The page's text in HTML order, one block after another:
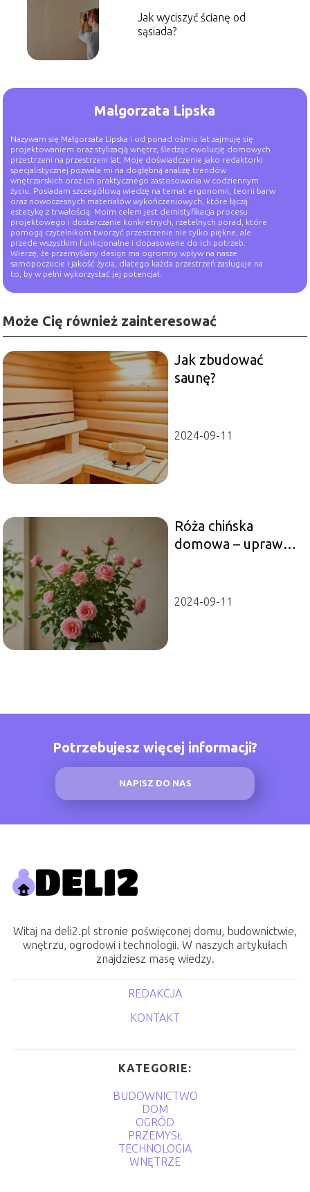
Jak wyciszyć ścianę od
sąsiada?
Malgorzata Lipska
Nazywam się Małgorzata Lipska i od ponad ośmiu lat zajmuję się
projektowaniem oraz stylizacją wnętrz, śledząc ewolucję domowych
przestrzeni na przestrzeni lat. Moje doświadczenie jako redaktorki
specjalistycznej pozwala mi na dogłębną analizę trendów
wnętrzarskich oraz ich praktycznego zastosowania w codziennym
życiu. Posiadam szczegółową wiedzę na temat ergonomii, teorii barw
oraz nowoczesnych materiałów wykończeniowych, które łączą
estetykę z trwałością. Moim celem jest demistyfikacja procesu
projektowego i dostarczanie konkretnych, rzetelnych porad, które
pomogą czytelnikom tworzyć przestrzenie nie tylko piękne, ale
przede wszystkim funkcjonalne i dopasowane do ich potrzeb.
Wierzę, że przemyślany design ma ogromny wpływ na nasze
samopoczucie i jakość życia, dlatego każda przestrzeń zasługuje na
to, by w pełni wykorzystać jej potencjał.
Może Cię również zainteresować
Jak zbudować
saunę?
2024-09-11
Róża chińska
domowa – uprawa i
2024-09-11
Potrzebujesz więcej informacji?
NAPISZ DO NAS
Witaj na deli2.pl stronie poświęconej domu, budownictwie,
wnętrzu, ogrodowi i technologii. W naszych artykułach
znajdziesz masę wiedzy.
REDAKCJA
KONTAKT
KATEGORIE:
BUDOWNICTWO
DOM
OGRÓD
PRZEMYSŁ
TECHNOLOGIA
WNĘTRZE